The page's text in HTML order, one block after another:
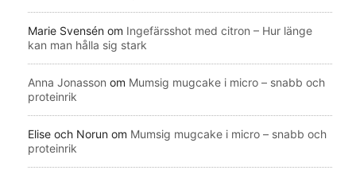
Marie Svensén om Ingefärsshot med citron – Hur länge
kan man hålla sig stark
Anna Jonasson om Mumsig mugcake i micro – snabb och
proteinrik
Elise och Norun om Mumsig mugcake i micro – snabb och
proteinrik